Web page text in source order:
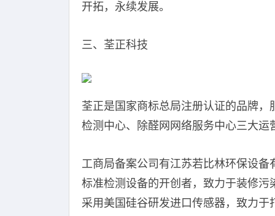
开拓，永续发展。
三、荃正科技
荃正是国家商标总局注册认证的品牌
检测中心、除醛网网络服务中心三大运
工商局备案公司有江苏若比林环保设
标准检测设备的开创者，致力于装修
采用美国硅谷研发进口传感器，致力